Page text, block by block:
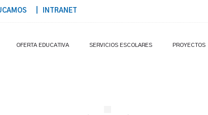
| INTRANET
OFERTA EDUCATIVA SERVICIOS ESCOLARES PROYECTOS